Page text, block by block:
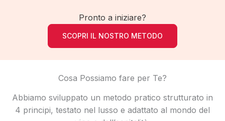
Pronto a iniziare?
SCOPRI IL NOSTRO METODO
Cosa Possiamo fare per Te?
Abbiamo sviluppato un metodo pratico strutturato in
4 principi, testato nel lusso e adattato al mondo del